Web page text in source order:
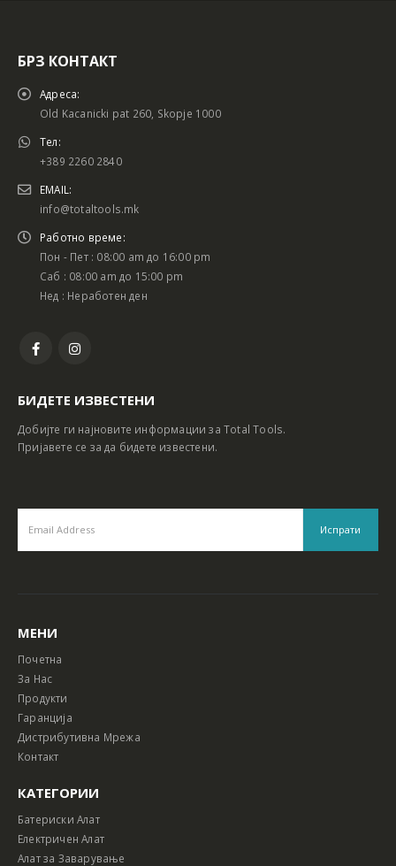
БРЗ КОНТАКТ
Адреса:
Old Kacanicki pat 260, Skopje 1000
Тел:
+389 2260 2840
EMAIL:
info@totaltools.mk
Работно време:
Пон - Пет : 08:00 am до 16:00 pm
Саб : 08:00 am до 15:00 pm
Нед : Неработен ден
БИДЕТЕ ИЗВЕСТЕНИ
Добијте ги најновите информации за Total Tools.
Пријавете се за да бидете известени.
МЕНИ
Почетна
За Нас
Продукти
Гаранција
Дистрибутивна Мрежа
Контакт
КАТЕГОРИИ
Батериски Алат
Електричен Алат
Алат за Заварување